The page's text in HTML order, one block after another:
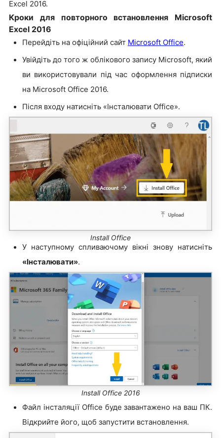
Excel 2016.
Кроки для повторного встановлення Microsoft
Excel 2016
Перейдіть на офіційний сайт Microsoft Office.
Увійдіть до того ж облікового запису Microsoft, який
ви використовували під час оформлення підписки
на Microsoft Office 2016.
Після входу натисніть «Інсталювати Office».
Install Office
У наступному спливаючому вікні знову натисніть
«Інсталювати».
Install Office 2016
Файл інсталяції Office буде завантажено на ваш ПК.
Відкрийте його, щоб запустити встановлення.